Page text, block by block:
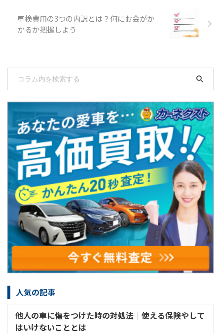
車検費用の3つの内訳とは？何にお金がか
かるか把握しよう
人気の記事
他人の車に傷をつけた時の対処法│使える保険やして
はいけないこととは